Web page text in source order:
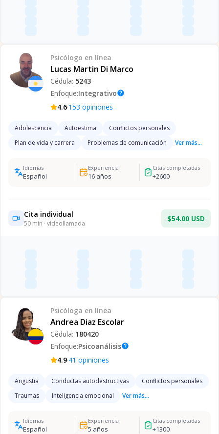
Psicólogo en línea
Lucas Martin Di Marco
Cédula: 5243
Enfoque:Integrativohelp
4.6·153 opiniones
Adolescencia Autoestima
Conflictos personales
Plan de vida y carrera
Problemas de comunicación Ver más...
Idiomas
Español
Experiencia
16años
Citas completadas
+2600
Cita individual
50 min · videollamada
$54.00 USD
Psicóloga en línea
Andrea Diaz Escolar
Cédula: 180420
Enfoque:Psicoanálisishelp
4.9·41 opiniones
Angustia Conductas autodestructivas
Conflictos personales
Traumas
Inteligencia emocional Ver más...
Idiomas
Español
Experiencia
5 años
Citas completadas
+1300